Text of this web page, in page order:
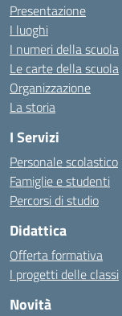
Presentazione
I luoghi
I numeri della scuola
Le carte della scuola
Organizzazione
La storia
I Servizi
Personale scolastico
Famiglie e studenti
Percorsi di studio
Didattica
Offerta formativa
I progetti delle classi
Novità